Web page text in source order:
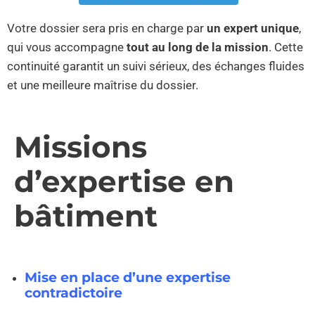
Votre dossier sera pris en charge par un expert unique,
qui vous accompagne tout au long de la mission. Cette
continuité garantit un suivi sérieux, des échanges fluides
et une meilleure maîtrise du dossier.
Missions
d’expertise en
bâtiment
Mise en place d’une expertise
contradictoire